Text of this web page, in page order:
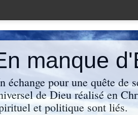
manque
échange pour une quête de
de Dieu réalisé en
et politique sont liés.